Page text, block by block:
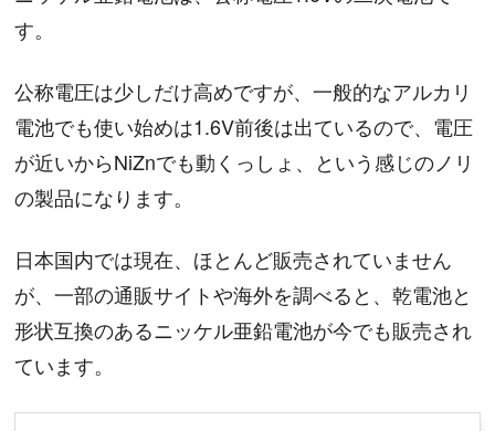
す。
公称電圧は少しだけ高めですが、一般的なアルカリ
電池でも使い始めは1.6V前後は出ているので、電圧
が近いからNiZnでも動くっしょ、という感じのノリ
の製品になります。
日本国内では現在、ほとんど販売されていません
が、一部の通販サイトや海外を調べると、乾電池と
形状互換のあるニッケル亜鉛電池が今でも販売され
ています。